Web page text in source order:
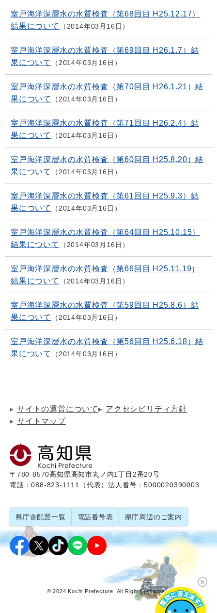
室戸海洋深層水の水質検査（第68回目 H25.12.17）
結果について
2014年03月16日
室戸海洋深層水の水質検査（第69回目 H26.1.7）結
果について
2014年03月16日
室戸海洋深層水の水質検査（第70回目 H26.1.21）結
果について
2014年03月16日
室戸海洋深層水の水質検査（第71回目 H26.2.4）結
果について
2014年03月16日
室戸海洋深層水の水質検査（第60回目 H25.8.20）結
果について
2014年03月16日
室戸海洋深層水の水質検査（第61回目 H25.9.3）結
果について
2014年03月16日
室戸海洋深層水の水質検査（第64回目 H25.10.15）
結果について
2014年03月16日
室戸海洋深層水の水質検査（第66回目 H25.11.19）
結果について
2014年03月16日
室戸海洋深層水の水質検査（第59回目 H25.8.6）結
果について
2014年03月16日
室戸海洋深層水の水質検査（第56回目 H25.6.18）結
果について
2014年03月16日
サイトの運営について
アクセシビリティ方針
サイトマップ
〒780-8570高知県高知市丸ノ内1丁目2番20号
電話：088-823-1111（代表）法人番号：5000020390003
県庁舎配置一覧 電話番号表 県庁周辺のご案内
© 2024 Kochi Prefecture. All Rights reserved.